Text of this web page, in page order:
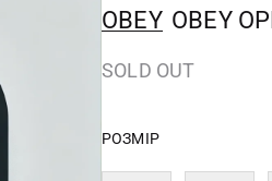
OBEY OBEY
SOLD OUT
РОЗМІР